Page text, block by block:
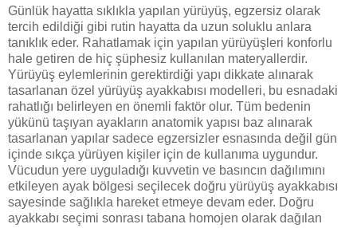
Günlük hayatta sıklıkla yapılan yürüyüş, egzersiz olarak
tercih edildiği gibi rutin hayatta da uzun soluklu anlara
tanıklık eder. Rahatlamak için yapılan yürüyüşleri konforlu
hale getiren de hiç şüphesiz kullanılan materyallerdir.
Yürüyüş eylemlerinin gerektirdiği yapı dikkate alınarak
tasarlanan özel yürüyüş ayakkabısı modelleri, bu esnadaki
rahatlığı belirleyen en önemli faktör olur. Tüm bedenin
yükünü taşıyan ayakların anatomik yapısı baz alınarak
tasarlanan yapılar sadece egzersizler esnasında değil gün
içinde sıkça yürüyen kişiler için de kullanıma uygundur.
Vücudun yere uyguladığı kuvvetin ve basıncın dağılımını
etkileyen ayak bölgesi seçilecek doğru yürüyüş ayakkabısı
sayesinde sağlıkla hareket etmeye devam eder. Doğru
ayakkabı seçimi sonrası tabana homojen olarak dağılan